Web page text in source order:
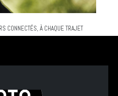
CONNECTÉS, À CHAQUE TRAJET